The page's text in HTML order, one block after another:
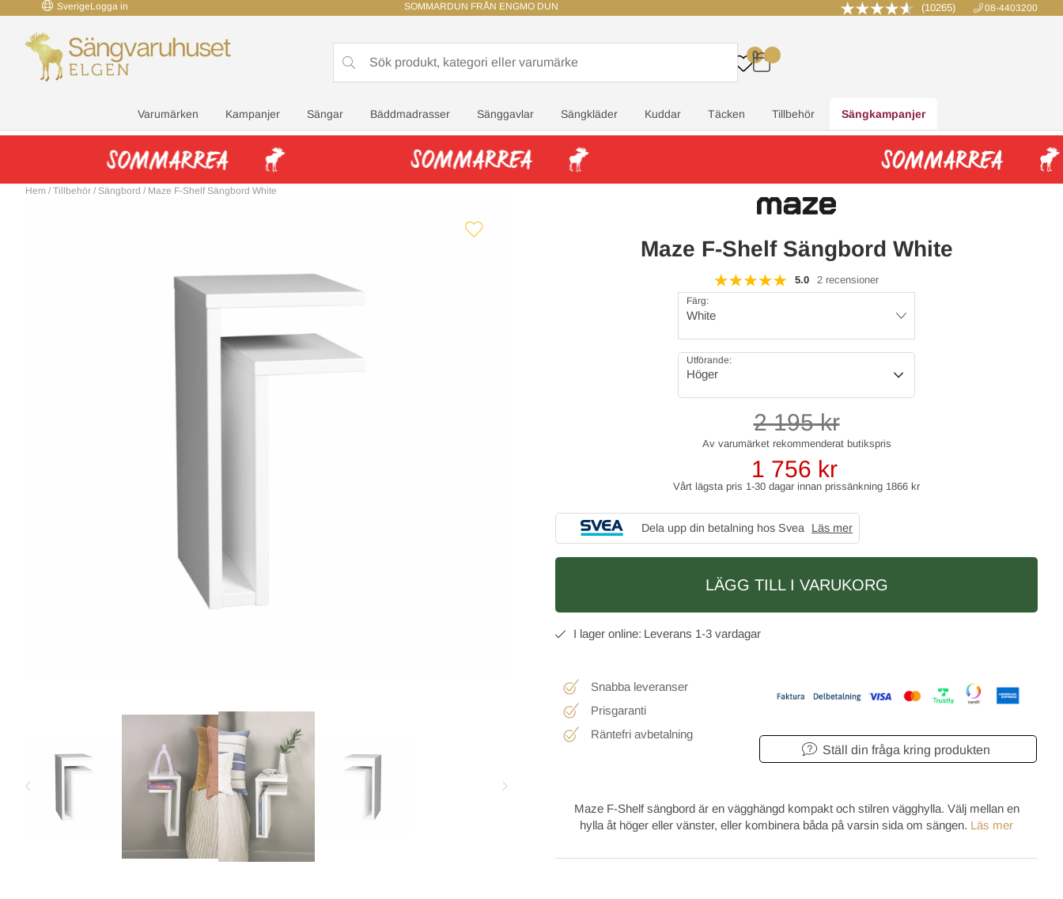
SverigeLogga in SOMMARDUN FRÅN ENGMO DUN (10265) 08-4403200
0
..
Varumärken Kampanjer Sängar Bäddmadrasser Sänggavlar Sängkläder Kuddar Täcken Tillbehör Sängkampanjer
Hem / Tillbehör / Sängbord / Maze F-Shelf Sängbord White
Maze F-Shelf Sängbord White
5.0 2 recensioner
Färg:
White
Utförande:
Höger
2 195kr
1 756 kr
Vårt lägsta pris 1-30 dagar innan prissänkning 1866 kr
Dela upp din betalning hos Svea Läs mer
LÄGG TILL I VARUKORG
1-3 vardagar
Snabba leveranser
Prisgaranti
Räntefri avbetalning
Ställ din fråga kring produkten
Maze F-Shelf sängbord är en vägghängd kompakt och stilren vägghylla. Välj mellan en
hylla åt höger eller vänster, eller kombinera båda på varsin sida om sängen. Läs mer